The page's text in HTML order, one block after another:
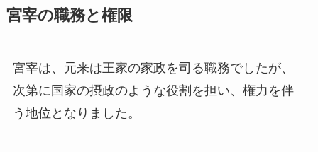
宮宰の職務と権限
宮宰は、元来は王家の家政を司る職務でしたが、
次第に国家の摂政のような役割を担い、権力を伴
う地位となりました。